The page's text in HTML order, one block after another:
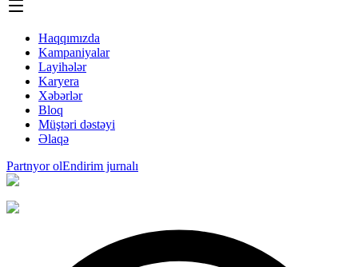
Haqqımızda
Kampaniyalar
Layihələr
Karyera
Xəbərlər
Bloq
Müştəri dəstəyi
Əlaqə
Partnyor olEndirim jurnalı